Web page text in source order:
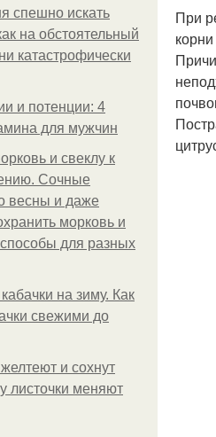
спешно искать
на обстоятельный
катастрофически
и потенции: 4
для мужчин
и свеклу к
Сочные
весны и даже
морковь и
для разных
на зиму. Как
свежими до
и сохнут
листочки меняют
При